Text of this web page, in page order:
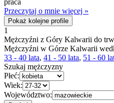
Przeczytaj o mnie więcej »
Pokaż kolejne profile
1
Mężczyźni z Góry Kalwarii do
Mężczyźni w Górze Kalwarii
33 - 40 lata, 41 - 50 lata, 51 - 60
Szukaj mężczyzny
Płeć:
Wiek:
Województwo: